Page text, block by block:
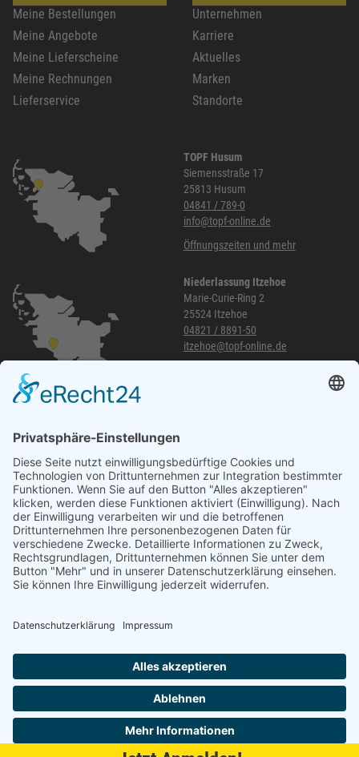
Meine Bestellungen
Meine Angebote
Meine Lieferscheine
Meine Rechnungen
Lieferservice
Unternehmen
Karriere
Aktuelles
Marken
Standorte
TOPF Husum
Siemensstraße 17
25813 Husum
04841 / 789-0
info@topf-online.de
Öffnungszeiten und mehr
Niederlassung Itzehoe
Marie-Curie-Ring 2
25524 Itzehoe
04821 / 8891-50
itzehoe@topf-online.de
040 / 21 04 04 04-04
glinde@topf-online.de
Öffnungszeiten und mehr
Desktop-Version